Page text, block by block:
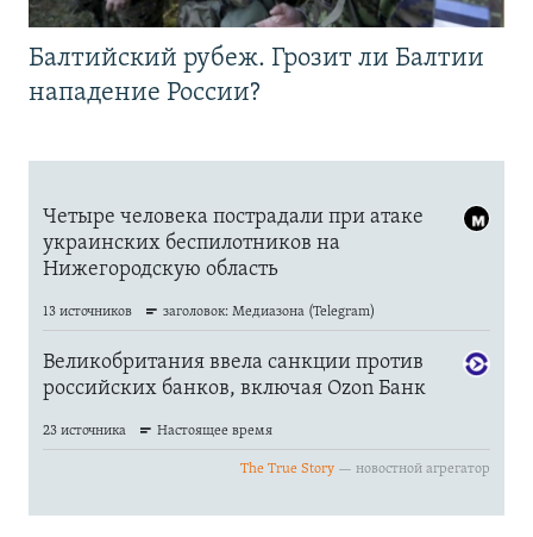
Балтийский рубеж. Грозит ли Балтии
нападение России?